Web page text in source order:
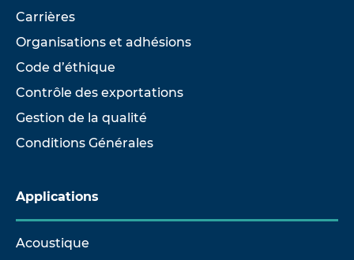
Carrières
Organisations et adhésions
Code d’éthique
Contrôle des exportations
Gestion de la qualité
Conditions Générales
Applications
Acoustique